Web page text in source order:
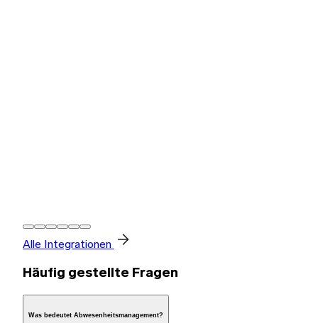
Alle Integrationen
Häufig gestellte Fragen
Was bedeutet Abwesenheitsmanagement?